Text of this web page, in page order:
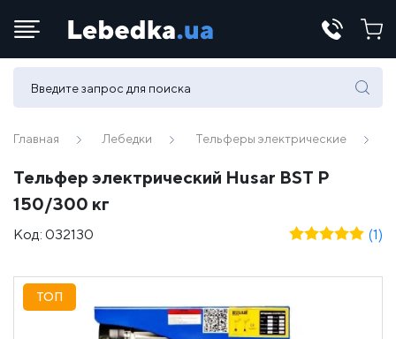
Телефоны:
(067) 430 82-15
Главная Лебедки Тельферы электрические
Тельфер электрический Husar BST P
150/300 кг
Код: 032130 (1)
ТОП